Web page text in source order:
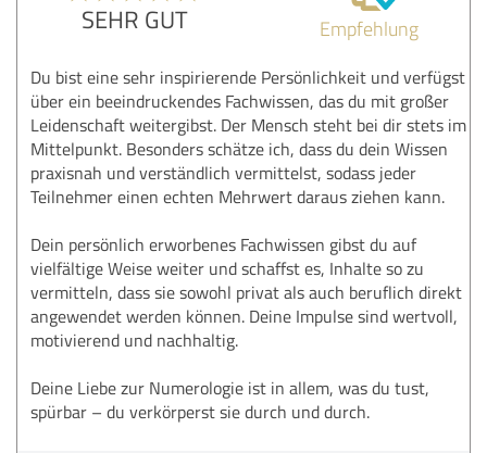
SEHR GUT Empfehlung
Du bist eine sehr inspirierende Persönlichkeit und verfügst
über ein beeindruckendes Fachwissen, das du mit großer
Leidenschaft weitergibst. Der Mensch steht bei dir stets im
Mittelpunkt. Besonders schätze ich, dass du dein Wissen
praxisnah und verständlich vermittelst, sodass jeder
Teilnehmer einen echten Mehrwert daraus ziehen kann.
Dein persönlich erworbenes Fachwissen gibst du auf
vielfältige Weise weiter und schaffst es, Inhalte so zu
vermitteln, dass sie sowohl privat als auch beruflich direkt
angewendet werden können. Deine Impulse sind wertvoll,
motivierend und nachhaltig.
Deine Liebe zur Numerologie ist in allem, was du tust,
spürbar – du verkörperst sie durch und durch.